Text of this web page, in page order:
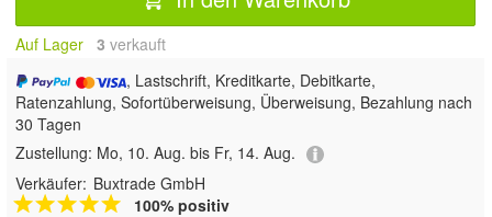
Auf Lager 3 verkauft
, Lastschrift, Kreditkarte, Debitkarte,
Ratenzahlung, Sofortüberweisung, Überweisung, Bezahlung nach
30 Tagen
Zustellung: Mo, 10. Aug. bis Fr, 14. Aug.
Verkäufer: Buxtrade GmbH
100% positiv